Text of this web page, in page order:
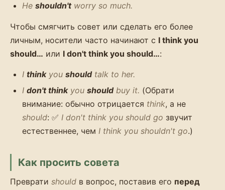
He shouldn'tworry so much.
Чтобы смягчить совет или сделать его более
личным, носители часто начинают с I think you
should… или I don't think you should…:
I thinkyou shouldtalk to her.
I don't thinkyou shouldbuy it. (Обрати
внимание: обычно отрицается think, а не
should: ✅ I don't think you should go звучит
естественнее, чем I think you shouldn't go.)
Как просить совета
Преврати should в вопрос, поставив его перед